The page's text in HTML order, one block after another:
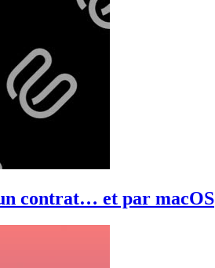
contrat… et par macOS